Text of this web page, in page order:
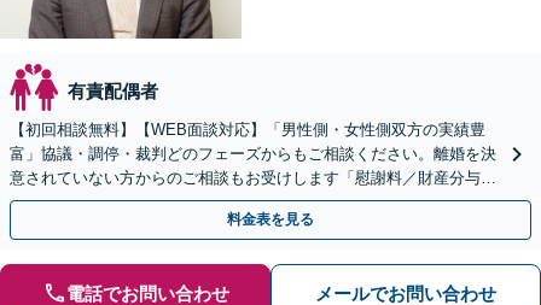
有責配偶者
【初回相談無料】【WEB面談対応】「男性側・女性側双方の実績豊
富」協議・調停・裁判どのフェーズからもご相談ください。離婚を決
意されていない方からのご相談もお受けします「慰謝料／財産分与／
養育費・面会交流／婚姻費用ほか」【休日・夜間相談可】
料金表を見る
電話でお問い合わせ メールでお問い合わせ